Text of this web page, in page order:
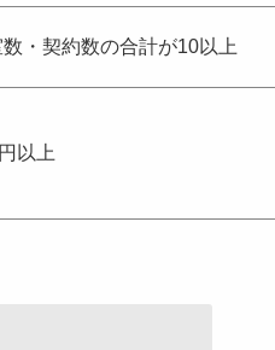
・契約数の合計が10以上
以上